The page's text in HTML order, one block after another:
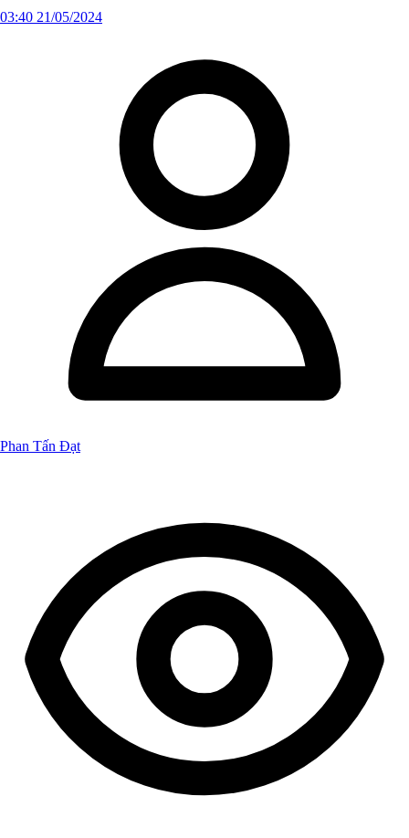
03:40 21/05/2024
Phan Tấn Đạt